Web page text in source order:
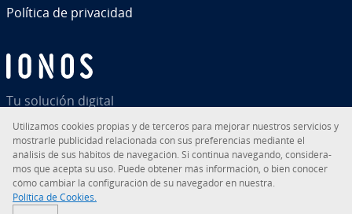
Tu solución digital
Política de pri­va­ci­dad
© 2026IONOS Inc.
RSS LinkedIntiktok InstagramFacebookYouTube
Uti­li­za­mos cookies propias y de terceros para mejorar nuestros servicios y
mostrarle pu­bli­ci­dad re­la­cio­na­da con sus pre­fe­re­n­cias mediante el
análisis de sus hábitos de na­ve­ga­ción. Si continua navegando, co­n­si­de­ra­
mos que acepta su uso. Puede obtener más in­fo­r­ma­ción, o bien conocer
cómo cambiar la co­n­fi­gu­ra­ción de su navegador en nuestra.
Política de Cookies.